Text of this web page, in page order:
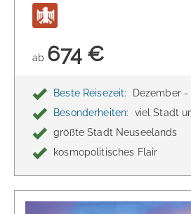
ab 674 €
Beste Reisezeit:
Dezember -
Besonderheiten:
viel Stadt
größte Stadt Neuseelands
kosmopolitisches Flair